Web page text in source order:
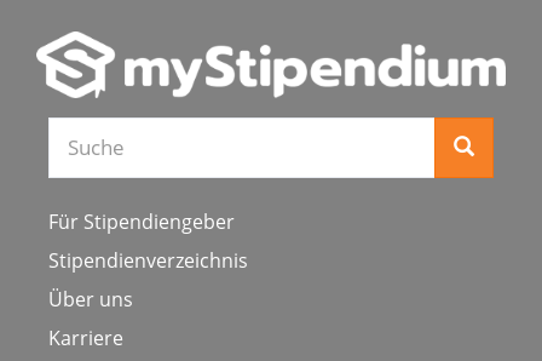
Suche
Für Stipendiengeber
Stipendienverzeichnis
Über uns
Karriere